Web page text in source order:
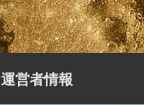
運営者情報